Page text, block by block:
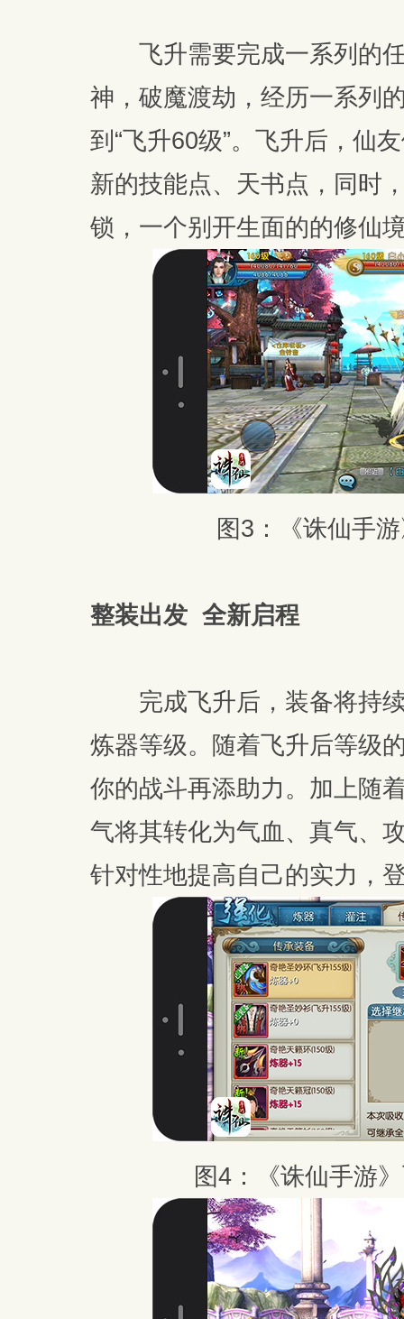
飞升需要完成一系列的任
神，破魔渡劫，经历一系列
到“飞升60级”。飞升后，仙
新的技能点、天书点，同时
锁，一个别开生面的的修仙
图3：《诛仙手
整装出发 全新启程
完成飞升后，装备将持续
炼器等级。随着飞升后等级
你的战斗再添助力。加上随
气将其转化为气血、真气、
针对性地提高自己的实力，
图4：《诛仙手游